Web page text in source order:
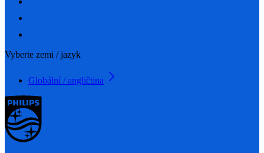
Vyberte zemi / jazyk
Globální / angličtina